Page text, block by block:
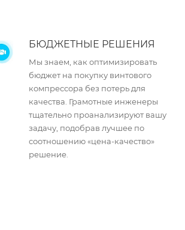
БЮДЖЕТНЫЕ РЕШЕНИЯ
Мы знаем, как оптимизировать
бюджет на покупку винтового
компрессора без потерь для
качества. Грамотные инженеры
тщательно проанализируют вашу
задачу, подобрав лучшее по
соотношению «цена-качество»
решение.